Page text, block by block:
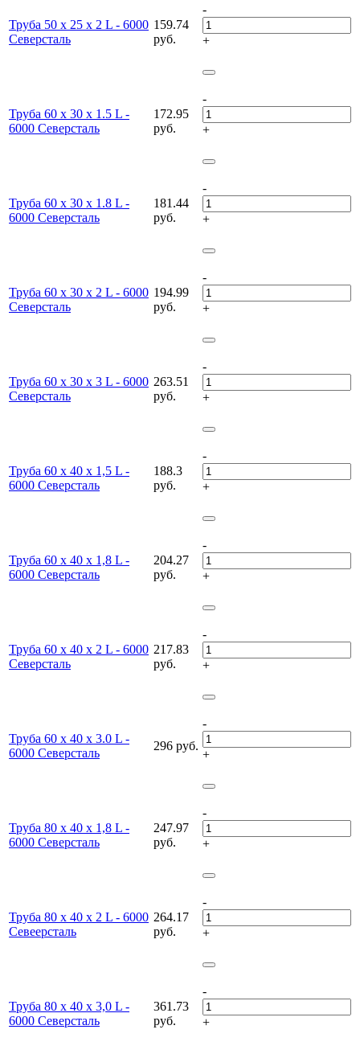
Труба 50 х 25 х 2 L - 6000
Северсталь
159.74
руб.
-
+
Труба 60 х 30 х 1.5 L -
6000 Северсталь
172.95
руб.
-
+
Труба 60 х 30 х 1.8 L -
6000 Северсталь
181.44
руб.
-
+
Труба 60 х 30 х 2 L - 6000
Северсталь
194.99
руб.
-
+
Труба 60 х 30 х 3 L - 6000
Северсталь
263.51
руб.
-
+
Труба 60 х 40 х 1,5 L -
6000 Северсталь
188.3
руб.
-
+
Труба 60 х 40 х 1,8 L -
6000 Северсталь
204.27
руб.
-
+
Труба 60 х 40 х 2 L - 6000
Северсталь
217.83
руб.
-
+
Труба 60 х 40 х 3.0 L -
6000 Северсталь
296 руб.
-
+
Труба 80 х 40 х 1,8 L -
6000 Северсталь
247.97
руб.
-
+
Труба 80 х 40 х 2 L - 6000
Севеерсталь
264.17
руб.
-
+
Труба 80 х 40 х 3,0 L -
6000 Северсталь
361.73
руб.
-
+